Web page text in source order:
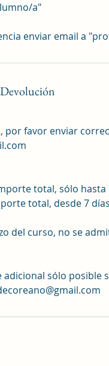
a"
enviar email a
por favor enviar
total, sólo
total, desde 7
del curso, no se
adicional sólo posible